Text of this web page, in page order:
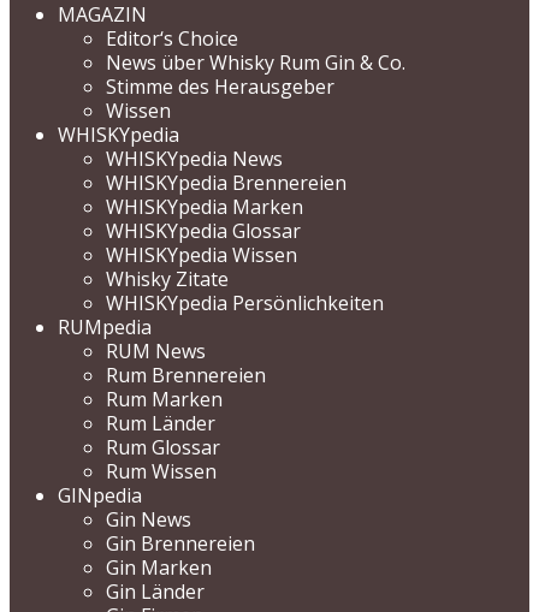
MAGAZIN
Editor‘s Choice
News über Whisky Rum Gin & Co.
Stimme des Herausgeber
Wissen
WHISKYpedia
WHISKYpedia News
WHISKYpedia Brennereien
WHISKYpedia Marken
WHISKYpedia Glossar
WHISKYpedia Wissen
Whisky Zitate
WHISKYpedia Persönlichkeiten
RUMpedia
RUM News
Rum Brennereien
Rum Marken
Rum Länder
Rum Glossar
Rum Wissen
GINpedia
Gin News
Gin Brennereien
Gin Marken
Gin Länder